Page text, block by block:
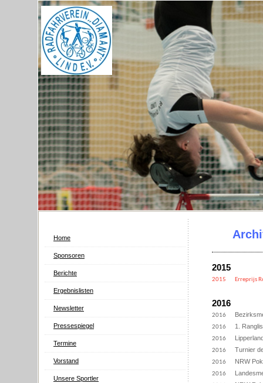
Home
Sponsoren
Berichte
Ergebnislisten
Newsletter
Pressespiegel
Termine
Vorstand
Unsere Sportler
2015
2015 Erreprijs
2016
2016
2016 1.
2016
2016 Turnier
2016 NRW
2016